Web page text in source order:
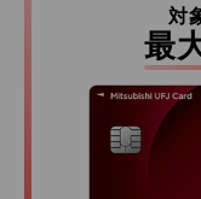
対
最